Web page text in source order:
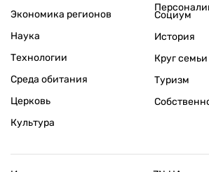
Экономика регионов
Наука
Технологии
Среда обитания
Церковь
Культура
Социум
История
Круг семьи
Туризм